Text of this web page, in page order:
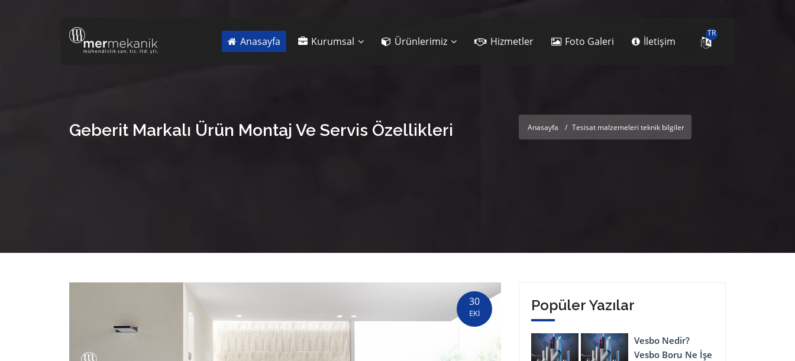
Anasayfa Kurumsal Ürünlerimiz Hizmetler Foto Galeri İletişim
TR
Geberit Markalı Ürün Montaj Ve Servis Özellikleri Anasayfa Tesisat malzemeleri teknik bilgiler
30
EKİ Popüler Yazılar
Vesbo Nedir?
Vesbo Boru Ne İşe